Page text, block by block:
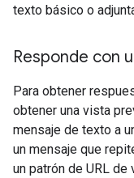
texto básico o
Responde con
Para obtener
obtener una vista
mensaje de texto a
un mensaje que
un patrón de URL